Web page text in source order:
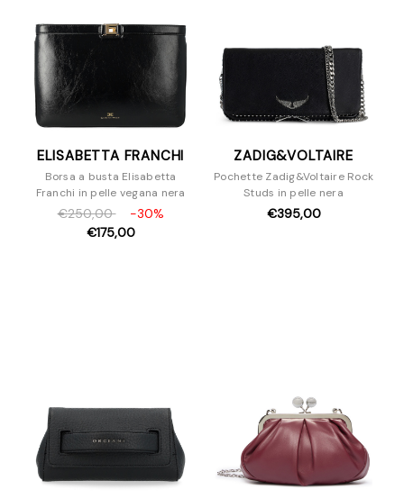
ELISABETTA FRANCHI
Borsa a busta Elisabetta
Franchi in pelle vegana nera
€250,00
-30%
€175,00
ZADIG&VOLTAIRE
Pochette Zadig&Voltaire Rock
Studs in pelle nera
€395,00